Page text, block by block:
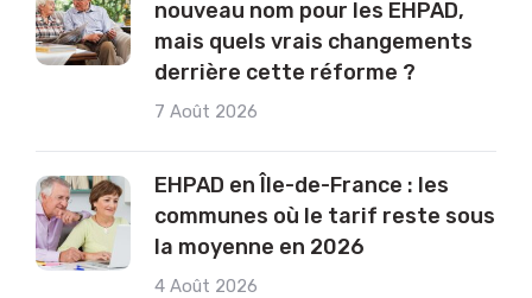
nouveau nom pour les EHPAD,
mais quels vrais changements
derrière cette réforme ?
7 Août 2026
EHPAD en Île-de-France : les
communes où le tarif reste sous
la moyenne en 2026
4 Août 2026